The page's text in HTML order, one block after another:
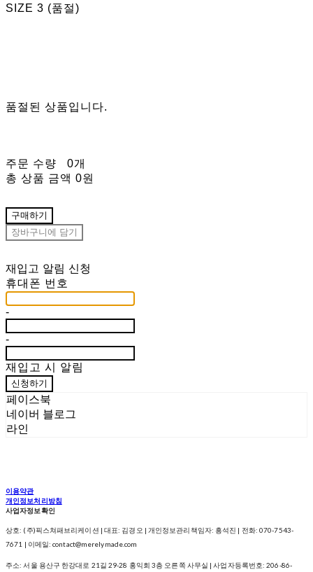
SIZE 3 (품절)
품절된 상품입니다.
주문 수량
0개
총 상품 금액 0원
구매하기
장바구니에 담기
재입고 알림 신청
휴대폰 번호
-
-
재입고 시 알림
신청하기
페이스북
네이버 블로그
라인
이용약관
개인정보처리방침
사업자정보확인
상호: (주)픽스쳐패브리케이션 | 대표: 김경오 | 개인정보관리책임자: 흥석진 | 전화: 070-7543-
7671 | 이메일: contact@merelymade.com
주소: 서울 용산구 한강대로 21길 29-28 홍익회 3층 오른쪽 사무실 | 사업자등록번호:206-86-